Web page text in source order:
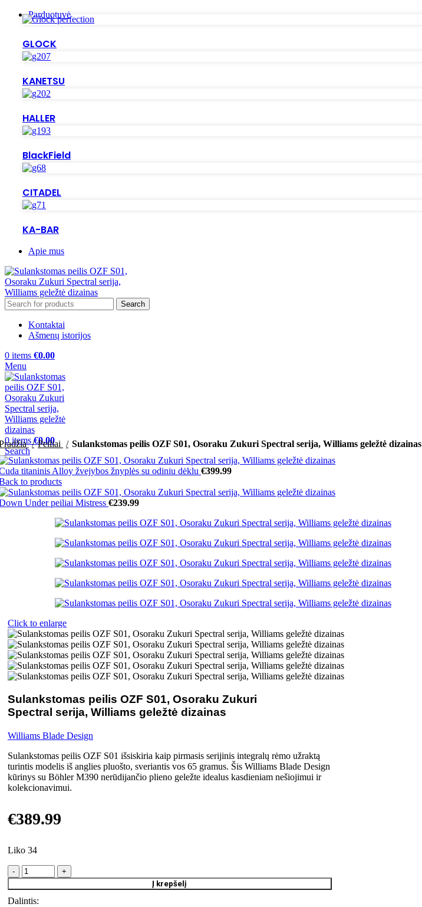
Parduotuvė
GLOCK
KANETSU
HALLER
BlackField
CITADEL
KA-BAR
Apie mus
Search
Kontaktai
Ašmenų istorijos
0 items €0.00
Menu
0items €0.00
Search
Peiliai Sulankstomas peilis OZF S01, Osoraku Zukuri Spectral serija, Williams geležtė dizainas
titaninis Alloy žvejybos žnyplės su odiniu dėklu €399.99
to products
Under peiliai Mistress €239.99
Click to enlarge
Sulankstomas peilis OZF S01, Osoraku Zukuri
Spectral serija, Williams geležtė dizainas
Williams Blade Design
Sulankstomas peilis OZF S01 išsiskiria kaip pirmasis serijinis integralų rėmo užraktą
turintis modelis iš anglies pluošto, sveriantis vos 65 gramus. Šis Williams Blade Design
kūrinys su Böhler M390 nerūdijančio plieno geležte idealus kasdieniam nešiojimui ir
kolekcionavimui.
€389.99
Liko 34
produkto
kiekis:
Sulankstomas
peilis
Į krepšelį
Dalintis: